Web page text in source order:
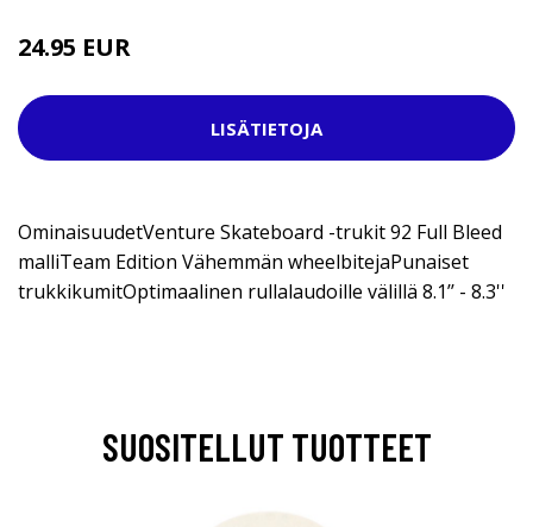
24.95 EUR
LISÄTIETOJA
OminaisuudetVenture Skateboard -trukit 92 Full Bleed
malliTeam Edition Vähemmän wheelbitejaPunaiset
trukkikumitOptimaalinen rullalaudoille välillä 8.1’’ - 8.3''
SUOSITELLUT TUOTTEET